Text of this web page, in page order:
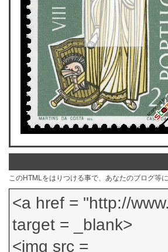
このHTMLをはりつける事で、あなたのブログ等